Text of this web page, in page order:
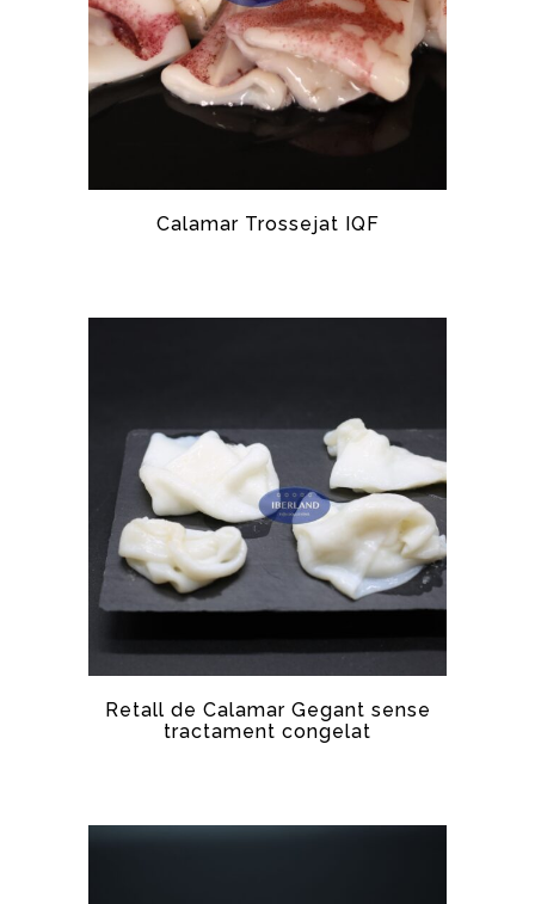
Calamar Trossejat IQF
Retall de Calamar Gegant sense
tractament congelat